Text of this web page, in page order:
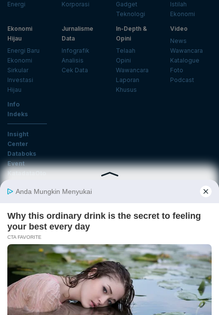
Energi
Korporasi
Gadget
Teknologi
Istilah
Ekonomi
Ekonomi
Hijau
Energi Baru
Ekonomi
Sirkular
Investasi
Hijau
Jurnalisme
Data
Infografik
Analisis
Cek Data
In-Depth &
Opini
Telaah
Opini
Wawancara
Laporan
Khusus
Video
News
Wawancara
Katalogue
Foto
Podcast
Info
Indeks
Insight
Center
Databoks
Event
KatadataOto
Email
Daftar
Tentang Katadata Advertising Karier
Pedoman Media Siber
Kebijakan Privasi
Disclaimer
Hubungi Kami
©2026 Katadata. Hak cipta dilindungi Undang-undang.